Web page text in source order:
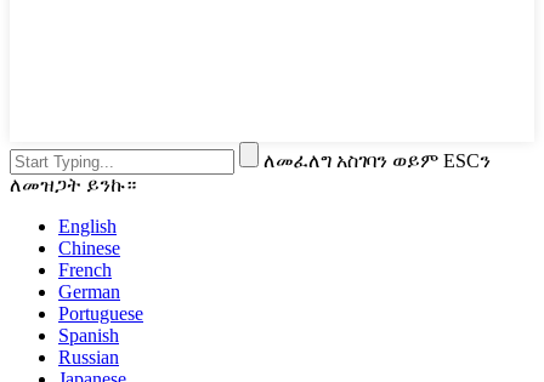
ለመፈለግ አስገባን ወይም ESCን
ለመዝጋት ይንኩ።
English
Chinese
French
German
Portuguese
Spanish
Russian